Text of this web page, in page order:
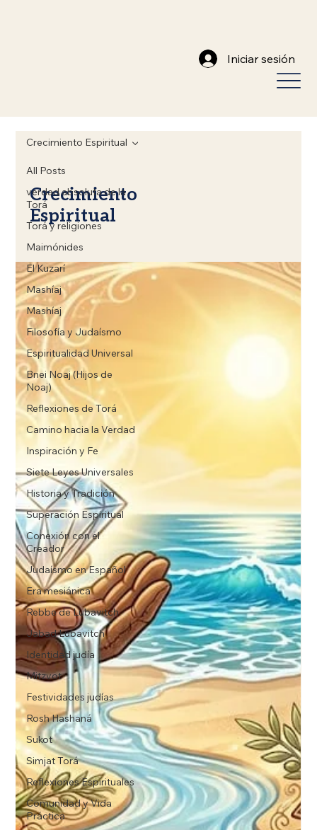
Iniciar sesión
All Posts
verdad absoluta de la
Torá
Torá y religiones
Maimónides
El Kuzarí
Mashíaj
Mashíaj
Filosofía y Judaísmo
Espiritualidad Universal
Bnei Noaj (Hijos de
Noaj)
Reflexiones de Torá
Camino hacia la Verdad
Inspiración y Fe
Siete Leyes Universales
Historia y Tradición
Superación Espiritual
Conexión con el
Creador
Judaísmo en Español
Era mesiánica
Rebbe de Lubavitch
Jabad Lubavitch
Identidad judía
Mitzvot
Festividades judías
Rosh Hashaná
Sukot
Simjat Torá
Reflexiones Espirituales
Comunidad y Vida
Práctica
Crecimiento Espiritual
Crecimiento
Espiritual